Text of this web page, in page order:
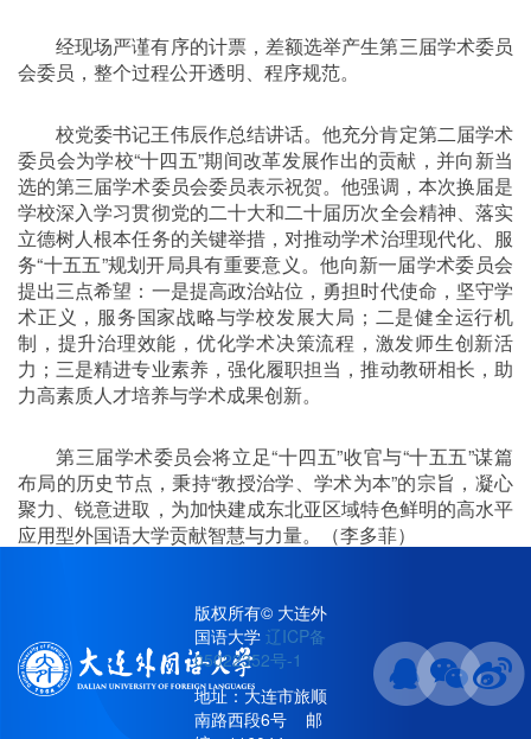
经现场严谨有序的计票，差额选举产生第三届学术委员
会委员，整个过程公开透明、程序规范。
校党委书记王伟辰作总结讲话。他充分肯定第二届学术
委员会为学校“十四五”期间改革发展作出的贡献，并向新当
选的第三届学术委员会委员表示祝贺。他强调，本次换届是
学校深入学习贯彻党的二十大和二十届历次全会精神、落实
立德树人根本任务的关键举措，对推动学术治理现代化、服
务“十五五”规划开局具有重要意义。他向新一届学术委员会
提出三点希望：一是提高政治站位，勇担时代使命，坚守学
术正义，服务国家战略与学校发展大局；二是健全运行机
制，提升治理效能，优化学术决策流程，激发师生创新活
力；三是精进专业素养，强化履职担当，推动教研相长，助
力高素质人才培养与学术成果创新。
第三届学术委员会将立足“十四五”收官与“十五五”谋篇
布局的历史节点，秉持“教授治学、学术为本”的宗旨，凝心
聚力、锐意进取，为加快建成东北亚区域特色鲜明的高水平
应用型外国语大学贡献智慧与力量。（李多菲）
责任编辑：邴祎龙
版权所有© 大连外
国语大学辽ICP备
05022352号-1
地址：大连市旅顺
南路西段6号 邮